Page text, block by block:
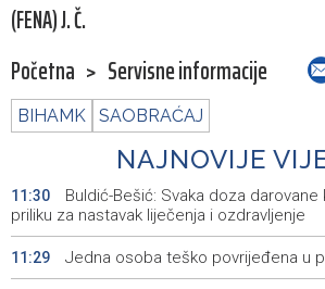
(FENA) J. Č.
Početna > Servisne informacije
BIHAMK SAOBRAĆAJ
NAJNOVIJE
11:30
Buldić-Bešić: Svaka doza
priliku za nastavak liječenja i ozdravljenje
11:29 Jedna osoba teško povrijeđena u